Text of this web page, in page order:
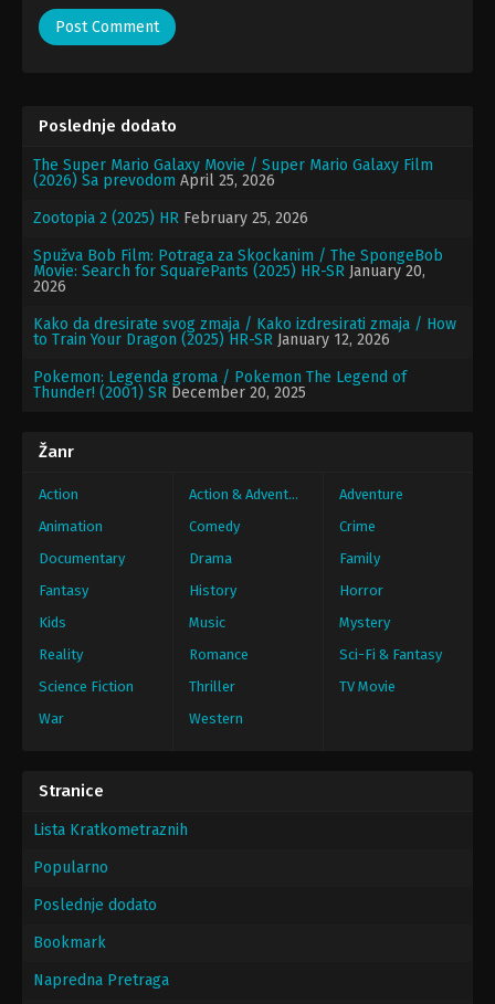
Poslednje dodato
The Super Mario Galaxy Movie / Super Mario Galaxy Film
(2026) Sa prevodom April 25, 2026
Zootopia 2 (2025) HR February 25, 2026
Spužva Bob Film: Potraga za Skockanim / The SpongeBob
Movie: Search for SquarePants (2025) HR-SR January 20,
2026
Kako da dresirate svog zmaja / Kako izdresirati zmaja / How
to Train Your Dragon (2025) HR-SR January 12, 2026
Pokemon: Legenda groma / Pokemon The Legend of
Thunder! (2001) SR December 20, 2025
Žanr
Action Action & Adventure
Adventure
Animation
Comedy
Crime
Documentary
Drama
Family
Fantasy
History
Horror
Kids
Music
Mystery
Reality
Romance
Sci-Fi & Fantasy
Science Fiction
Thriller
TV Movie
War
Western
Stranice
Lista Kratkometraznih
Popularno
Poslednje dodato
Bookmark
Napredna Pretraga